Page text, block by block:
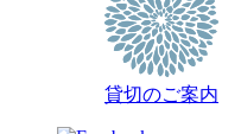
貸切のご案内